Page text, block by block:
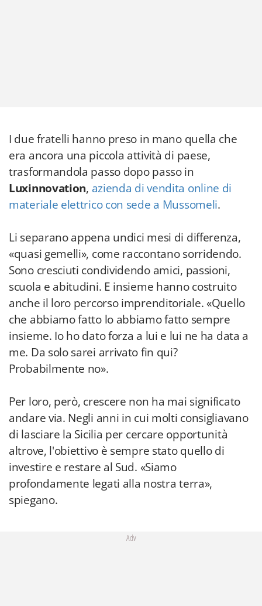
I due fratelli hanno preso in mano quella che
era ancora una piccola attività di paese,
trasformandola passo dopo passo in
Luxinnovation, azienda di vendita online di
materiale elettrico con sede a Mussomeli.
Li separano appena undici mesi di differenza,
«quasi gemelli», come raccontano sorridendo.
Sono cresciuti condividendo amici, passioni,
scuola e abitudini. E insieme hanno costruito
anche il loro percorso imprenditoriale. «Quello
che abbiamo fatto lo abbiamo fatto sempre
insieme. Io ho dato forza a lui e lui ne ha data a
me. Da solo sarei arrivato fin qui?
Probabilmente no».
Per loro, però, crescere non ha mai significato
andare via. Negli anni in cui molti consigliavano
di lasciare la Sicilia per cercare opportunità
altrove, l'obiettivo è sempre stato quello di
investire e restare al Sud. «Siamo
profondamente legati alla nostra terra»,
spiegano.
Adv